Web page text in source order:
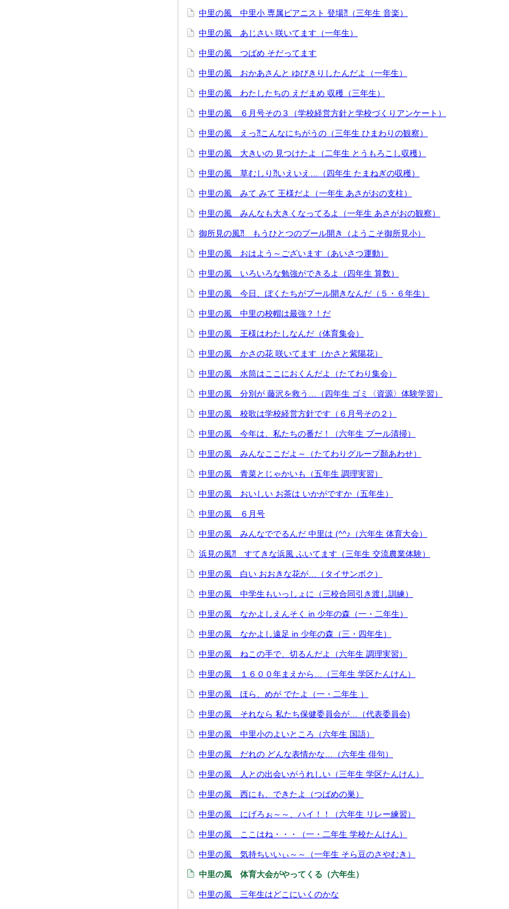
中里の風 中里小 専属ピアニスト 登場⁈（三年生 音楽）
中里の風 あじさい 咲いてます（一年生）
中里の風 つばめ そだってます
中里の風 おかあさんと ゆびきりしたんだよ（一年生）
中里の風 わたしたちの えだまめ 収穫（三年生）
中里の風 ６月号その３（学校経営方針と学校づくりアンケート）
中里の風 えっ⁈こんなにちがうの（三年生 ひまわりの観察）
中里の風 大きいの 見つけたよ（二年生 とうもろこし収穫）
中里の風 草むしり⁈いえいえ…（四年生 たまねぎの収穫）
中里の風 みて みて 王様だよ（一年生 あさがおの支柱）
中里の風 みんなも大きくなってるよ（一年生 あさがおの観察）
御所見の風⁈ もうひとつのプール開き（ようこそ御所見小）
中里の風 おはよう～ございます（あいさつ運動）
中里の風 いろいろな勉強ができるよ（四年生 算数）
中里の風 今日、ぼくたちがプール開きなんだ（５・６年生）
中里の風 中里の校帽は最強？！だ
中里の風 王様はわたしなんだ（体育集会）
中里の風 かさの花 咲いてます（かさと紫陽花）
中里の風 水筒はここにおくんだよ（たてわり集会）
中里の風 分別が 藤沢を救う…（四年生 ゴミ〈資源〉体験学習）
中里の風 校歌は学校経営方針です（６月号その２）
中里の風 今年は、私たちの番だ！（六年生 プール清掃）
中里の風 みんなここだよ～（たてわりグループ顏あわせ）
中里の風 青菜とじゃかいも（五年生 調理実習）
中里の風 おいしい お茶は いかがですか（五年生）
中里の風 ６月号
中里の風 みんなででるんだ 中里は (^^♪（六年生 体育大会）
浜見の風⁈ すてきな浜風 ふいてます（三年生 交流農業体験）
中里の風 白い おおきな花が…（タイサンボク）
中里の風 中学生もいっしょに（三校合同引き渡し訓練）
中里の風 なかよしえんそく in 少年の森（一・二年生）
中里の風 なかよし遠足 in 少年の森（三・四年生）
中里の風 ねこの手で、切るんだよ（六年生 調理実習）
中里の風 １６００年まえから…（三年生 学区たんけん）
中里の風 ほら、めが でたよ（一・二年生 ）
中里の風 それなら 私たち保健委員会が…（代表委員会)
中里の風 中里小のよいところ（六年生 国語）
中里の風 だれの どんな表情かな…（六年生 俳句）
中里の風 人との出会いがうれしい（三年生 学区たんけん）
中里の風 西にも、できたよ（つばめの巣）
中里の風 にげろぉ～～、ハイ！！（六年生 リレー練習）
中里の風 ここはね・・・（一・二年生 学校たんけん）
中里の風 気持ちいいぃ～～（一年生 そら豆のさやむき）
中里の風 体育大会がやってくる（六年生）
中里の風 三年生はどこにいくのかな